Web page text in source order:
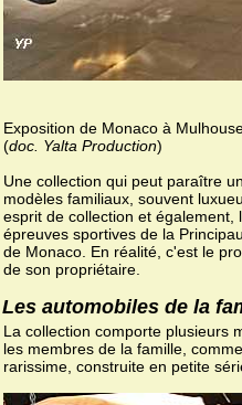
Exposition de Monaco à
(doc. Yalta Production)
Une collection qui peut paraître
modèles familiaux, souvent
esprit de collection et
épreuves sportives de la
de Monaco. En réalité, c'est le
de son propriétaire.
Les automobiles de la
La collection comporte plusieurs
les membres de la famille,
rarissime, construite en petite